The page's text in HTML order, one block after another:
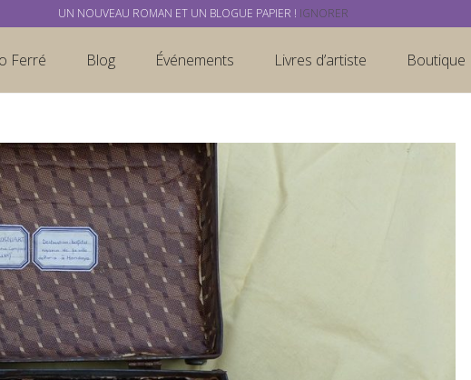
Ferré Blog Événements Livres d’artiste Boutique
UN NOUVEAU ROMAN ET UN BLOGUE PAPIER ! IGNORER